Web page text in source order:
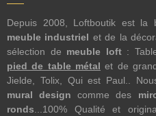
Depuis 2008, Loftboutik est la
meuble industriel et de la
sélection de meuble loft:
pied de table métal et de
Jielde, Tolix, Qui est Paul..
mural design comme des
ronds...100% Qualité et